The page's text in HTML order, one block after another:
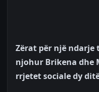
Zërat për një
njohur Brikena dhe
rrjetet sociale dy